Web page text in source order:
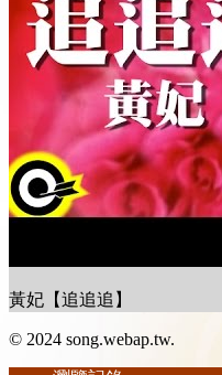
黃妃【追追追】
© 2024 song.webap.tw.